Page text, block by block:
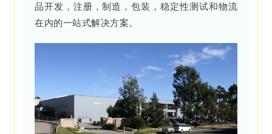
品开发，注册，制造，包装，稳定性测试和物流
在内的一站式解决方案。